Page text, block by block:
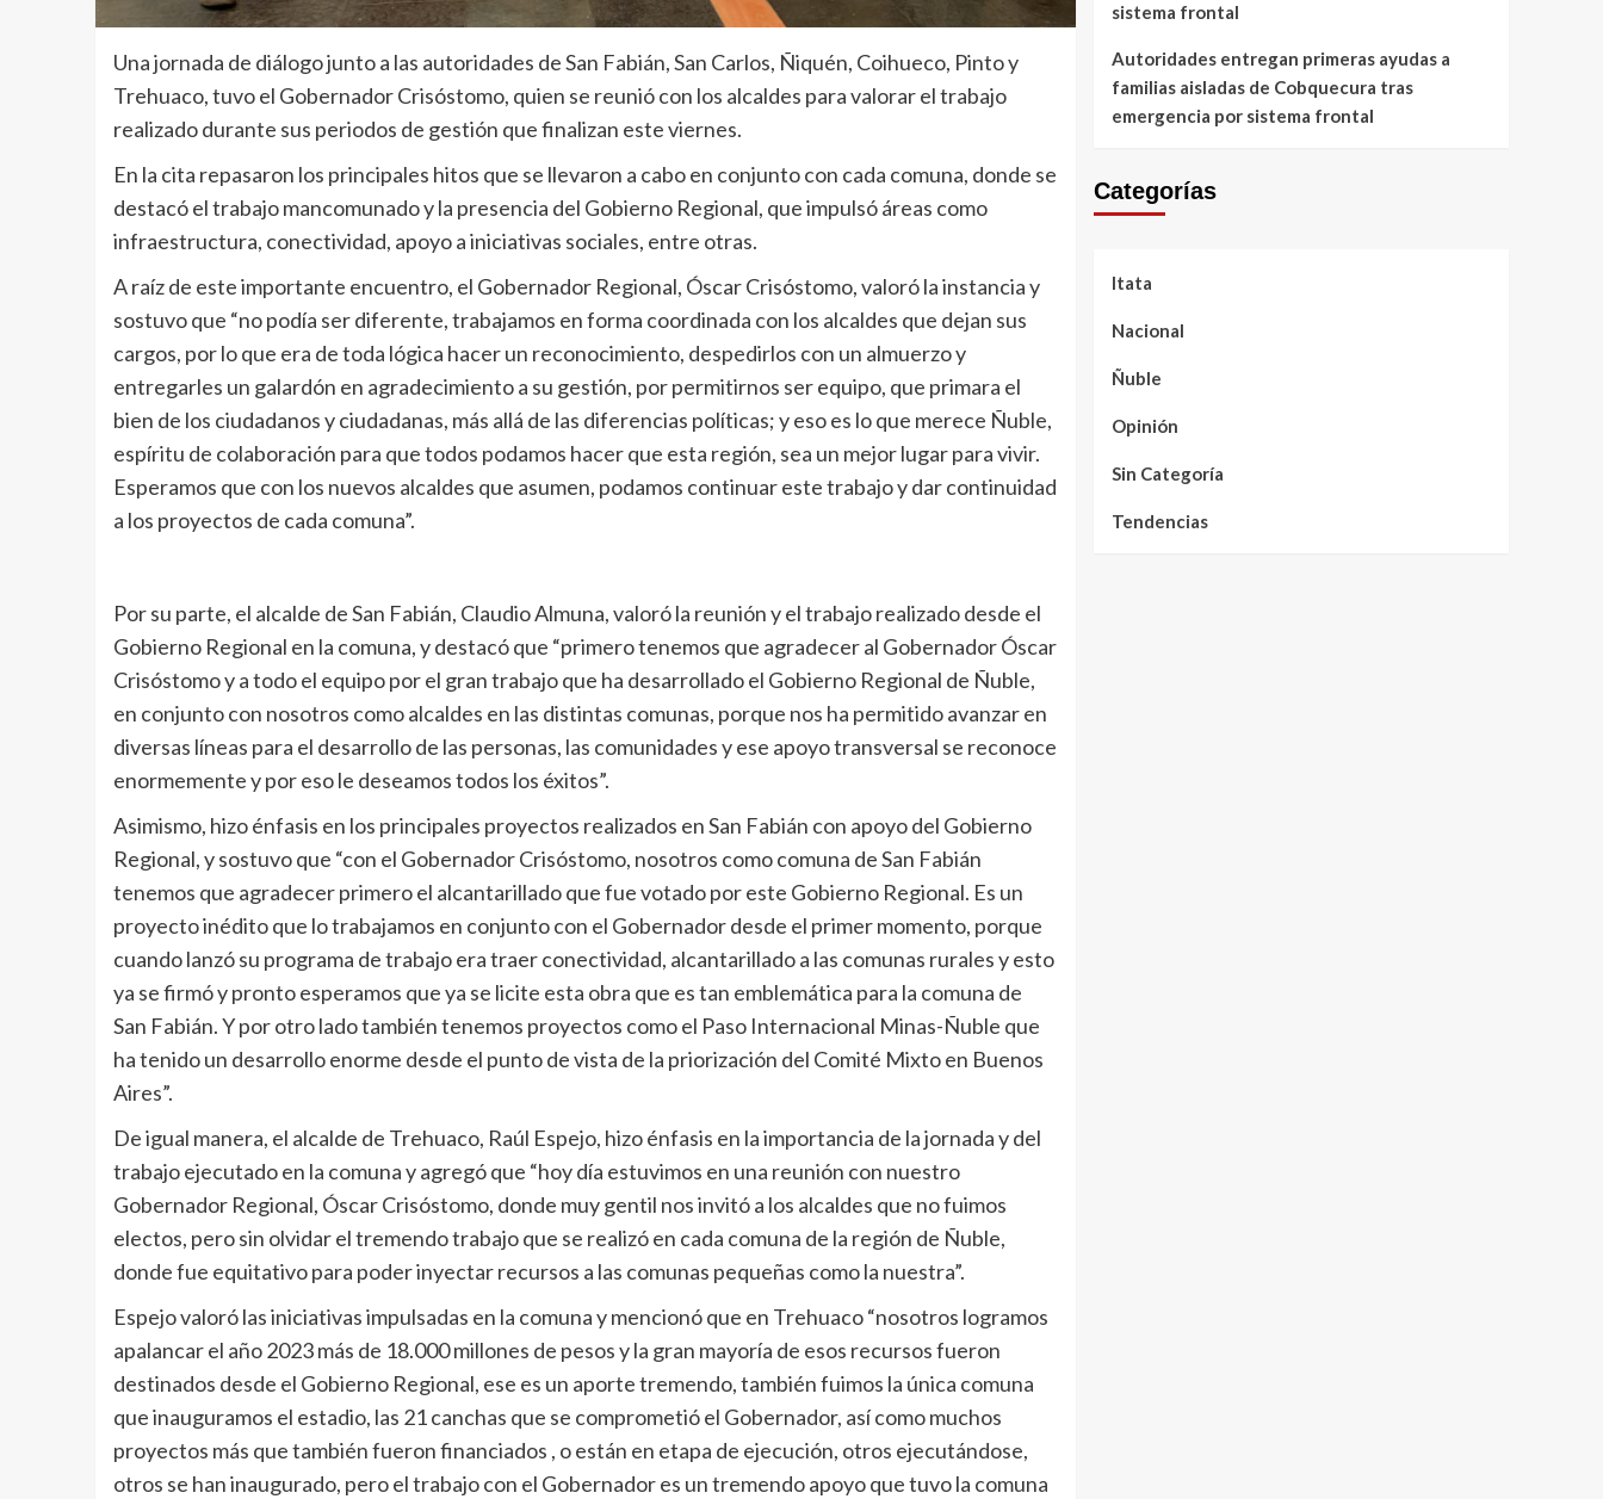
Una jornada de diálogo junto a las autoridades de San Fabián, San Carlos, Ñiquén, Coihueco, Pinto y
Trehuaco, tuvo el Gobernador Crisóstomo, quien se reunió con los alcaldes para valorar el trabajo
realizado durante sus periodos de gestión que finalizan este viernes.
En la cita repasaron los principales hitos que se llevaron a cabo en conjunto con cada comuna, donde se
destacó el trabajo mancomunado y la presencia del Gobierno Regional, que impulsó áreas como
infraestructura, conectividad, apoyo a iniciativas sociales, entre otras.
A raíz de este importante encuentro, el Gobernador Regional, Óscar Crisóstomo, valoró la instancia y
sostuvo que “no podía ser diferente, trabajamos en forma coordinada con los alcaldes que dejan sus
cargos, por lo que era de toda lógica hacer un reconocimiento, despedirlos con un almuerzo y
entregarles un galardón en agradecimiento a su gestión, por permitirnos ser equipo, que primara el
bien de los ciudadanos y ciudadanas, más allá de las diferencias políticas; y eso es lo que merece Ñuble,
espíritu de colaboración para que todos podamos hacer que esta región, sea un mejor lugar para vivir.
Esperamos que con los nuevos alcaldes que asumen, podamos continuar este trabajo y dar continuidad
a los proyectos de cada comuna”.
Por su parte, el alcalde de San Fabián, Claudio Almuna, valoró la reunión y el trabajo realizado desde el
Gobierno Regional en la comuna, y destacó que “primero tenemos que agradecer al Gobernador Óscar
Crisóstomo y a todo el equipo por el gran trabajo que ha desarrollado el Gobierno Regional de Ñuble,
en conjunto con nosotros como alcaldes en las distintas comunas, porque nos ha permitido avanzar en
diversas líneas para el desarrollo de las personas, las comunidades y ese apoyo transversal se reconoce
enormemente y por eso le deseamos todos los éxitos”.
Asimismo, hizo énfasis en los principales proyectos realizados en San Fabián con apoyo del Gobierno
Regional, y sostuvo que “con el Gobernador Crisóstomo, nosotros como comuna de San Fabián
tenemos que agradecer primero el alcantarillado que fue votado por este Gobierno Regional. Es un
proyecto inédito que lo trabajamos en conjunto con el Gobernador desde el primer momento, porque
cuando lanzó su programa de trabajo era traer conectividad, alcantarillado a las comunas rurales y esto
ya se firmó y pronto esperamos que ya se licite esta obra que es tan emblemática para la comuna de
San Fabián. Y por otro lado también tenemos proyectos como el Paso Internacional Minas-Ñuble que
ha tenido un desarrollo enorme desde el punto de vista de la priorización del Comité Mixto en Buenos
Aires”.
De igual manera, el alcalde de Trehuaco, Raúl Espejo, hizo énfasis en la importancia de la jornada y del
trabajo ejecutado en la comuna y agregó que “hoy día estuvimos en una reunión con nuestro
Gobernador Regional, Óscar Crisóstomo, donde muy gentil nos invitó a los alcaldes que no fuimos
electos, pero sin olvidar el tremendo trabajo que se realizó en cada comuna de la región de Ñuble,
donde fue equitativo para poder inyectar recursos a las comunas pequeñas como la nuestra”.
Espejo valoró las iniciativas impulsadas en la comuna y mencionó que en Trehuaco “nosotros logramos
apalancar el año 2023 más de 18.000 millones de pesos y la gran mayoría de esos recursos fueron
destinados desde el Gobierno Regional, ese es un aporte tremendo, también fuimos la única comuna
que inauguramos el estadio, las 21 canchas que se comprometió el Gobernador, así como muchos
proyectos más que también fueron financiados , o están en etapa de ejecución, otros ejecutándose,
otros se han inaugurado, pero el trabajo con el Gobernador es un tremendo apoyo que tuvo la comuna
sistema frontal
Autoridades entregan primeras ayudas a
familias aisladas de Cobquecura tras
emergencia por sistema frontal
Categorías
Itata
Nacional
Ñuble
Opinión
Sin Categoría
Tendencias